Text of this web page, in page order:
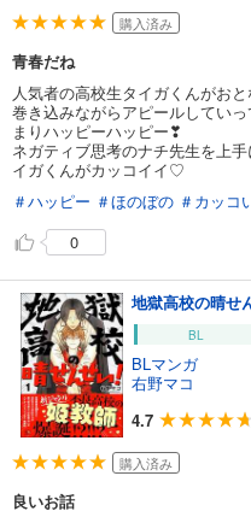
購入済み
青春だね
人気者の高校生タイガくんがお
巻き込みながらアピールしてい
まりハッピーハッピー❣
ネガティブ思考のナチ先生を上
イガくんがカッコイイ♡
＃ハッピー ＃ほのぼの ＃カッコ
0
地獄高校の晴せ
BL
BLマンガ
右野マコ
4.7
購入済み
良いお話